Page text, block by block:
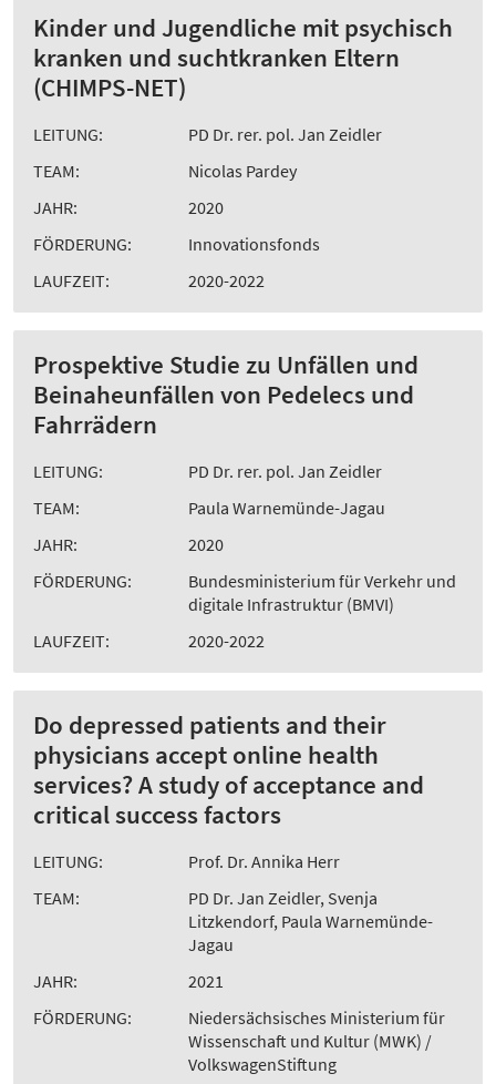
Kinder und Jugendliche mit psychisch
kranken und suchtkranken Eltern
(CHIMPS-NET)
LEITUNG:
PD Dr. rer. pol. Jan Zeidler
TEAM:
Nicolas Pardey
JAHR:
2020
FÖRDERUNG:
Innovationsfonds
LAUFZEIT:
2020-2022
Prospektive Studie zu Unfällen und
Beinaheunfällen von Pedelecs und
Fahrrädern
LEITUNG:
PD Dr. rer. pol. Jan Zeidler
TEAM:
Paula Warnemünde-Jagau
JAHR:
2020
FÖRDERUNG:
Bundesministerium für Verkehr und
digitale Infrastruktur (BMVI)
LAUFZEIT:
2020-2022
Do depressed patients and their
physicians accept online health
services? A study of acceptance and
critical success factors
LEITUNG:
Prof. Dr. Annika Herr
TEAM:
PD Dr. Jan Zeidler, Svenja
Litzkendorf, Paula Warnemünde-
Jagau
JAHR:
2021
FÖRDERUNG:
Niedersächsisches Ministerium für
Wissenschaft und Kultur (MWK) /
VolkswagenStiftung